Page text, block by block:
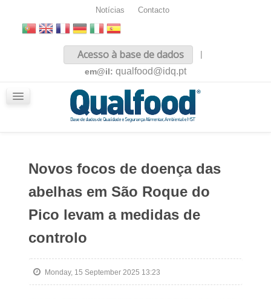
Notícias Contacto
Acesso à base de dados
|
em@il: qualfood@idq.pt
Novos focos de doença das
abelhas em São Roque do
Pico levam a medidas de
controlo
Monday, 15 September 2025 13:23